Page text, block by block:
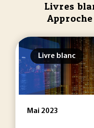
Livres
Livre blanc
Mai 2023